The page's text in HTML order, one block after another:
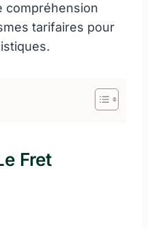
compréhension
tarifaires pour
Fret